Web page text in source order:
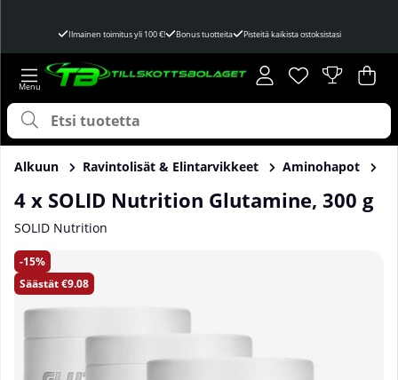
Ilmainen toimitus yli 100 €! Bonus tuotteita Pisteitä kaikista ostoksistasi
Toivelista
Lukumäärä
. .
Alkuun Ravintolisät & Elintarvikkeet Aminohapot
4 x SOLID Nutrition Glutamine, 300 g
SOLID Nutrition
15
Säästät€9.08
Tuotekuvat 4 x SOLID Nutrition Glutamine, 300 g